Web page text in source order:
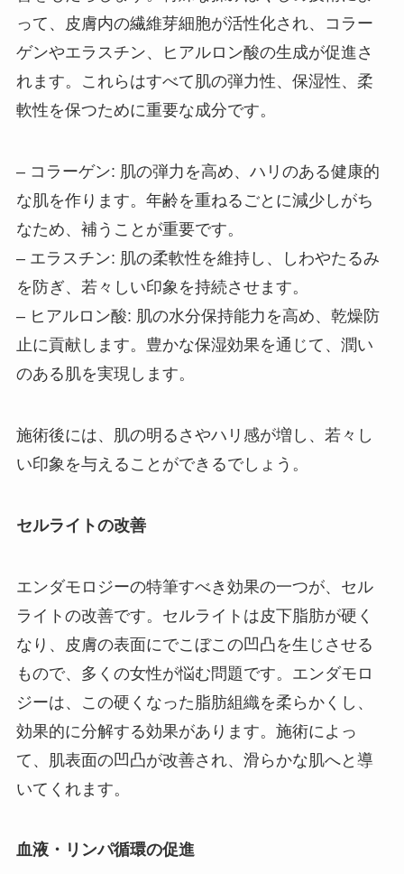
って、皮膚内の繊維芽細胞が活性化され、コラー
ゲンやエラスチン、ヒアルロン酸の生成が促進さ
れます。これらはすべて肌の弾力性、保湿性、柔
軟性を保つために重要な成分です。
– コラーゲン: 肌の弾力を高め、ハリのある健康的
な肌を作ります。年齢を重ねるごとに減少しがち
なため、補うことが重要です。
– エラスチン: 肌の柔軟性を維持し、しわやたるみ
を防ぎ、若々しい印象を持続させます。
– ヒアルロン酸: 肌の水分保持能力を高め、乾燥防
止に貢献します。豊かな保湿効果を通じて、潤い
のある肌を実現します。
施術後には、肌の明るさやハリ感が増し、若々し
い印象を与えることができるでしょう。
セルライトの改善
エンダモロジーの特筆すべき効果の一つが、セル
ライトの改善です。セルライトは皮下脂肪が硬く
なり、皮膚の表面にでこぼこの凹凸を生じさせる
もので、多くの女性が悩む問題です。エンダモロ
ジーは、この硬くなった脂肪組織を柔らかくし、
効果的に分解する効果があります。施術によっ
て、肌表面の凹凸が改善され、滑らかな肌へと導
いてくれます。
血液・リンパ循環の促進